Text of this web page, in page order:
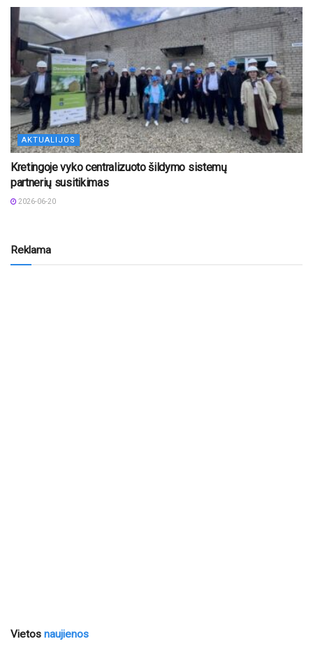
AKTUALIJOS
Kretingoje vyko centralizuoto šildymo sistemų
partnerių susitikimas
2026-06-20
Reklama
Vietos naujienos